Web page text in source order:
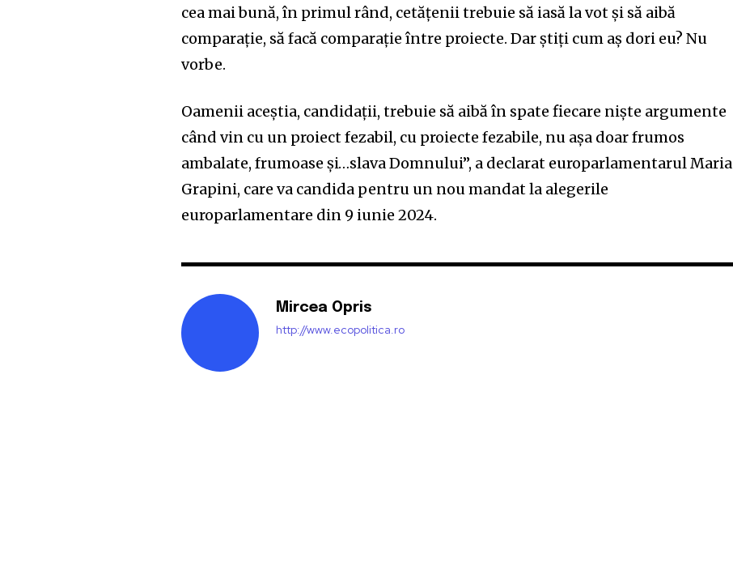
cea mai bună, în primul rând, cetățenii trebuie să iasă la vot și să aibă
comparație, să facă comparație între proiecte. Dar știți cum aș dori eu? Nu
vorbe.
Oamenii aceștia, candidații, trebuie să aibă în spate fiecare niște argumente
când vin cu un proiect fezabil, cu proiecte fezabile, nu așa doar frumos
ambalate, frumoase și…slava Domnului”, a declarat europarlamentarul Maria
Grapini, care va candida pentru un nou mandat la alegerile
europarlamentare din 9 iunie 2024.
Mircea Opris
http://www.ecopolitica.ro